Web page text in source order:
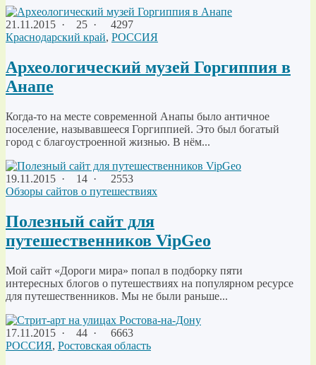
21.11.2015 · 25 ·
4297
Краснодарский край, РОССИЯ
Археологический музей Горгиппия в
Анапе
Когда-то на месте современной Анапы было античное
поселение, называвшееся Горгиппией. Это был богатый
город с благоустроенной жизнью. В нём...
19.11.2015 · 14 ·
2553
Обзоры сайтов о путешествиях
Полезный сайт для
путешественников VipGeo
Мой сайт «Дороги мира» попал в подборку пяти
интересных блогов о путешествиях на популярном ресурсе
для путешественников. Мы не были раньше...
17.11.2015 · 44 ·
6663
РОССИЯ, Ростовская область